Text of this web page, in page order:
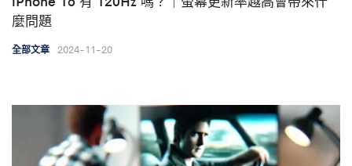
麼問題
全部文章 2024-11-20